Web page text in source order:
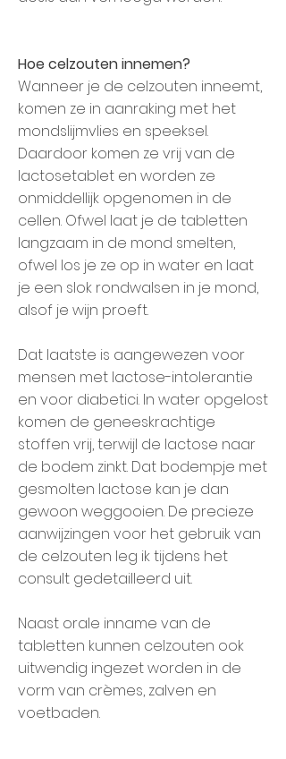
Hoe celzouten innemen?
Wanneer je de celzouten inneemt,
komen ze in aanraking met het
mondslijmvlies en speeksel.
Daardoor komen ze vrij van de
lactosetablet en worden ze
onmiddellijk opgenomen in de
cellen. Ofwel laat je de tabletten
langzaam in de mond smelten,
ofwel los je ze op in water en laat
je een slok rondwalsen in je mond,
alsof je wijn proeft.
Dat laatste is aangewezen voor
mensen met lactose-intolerantie
en voor diabetici. In water opgelost
komen de geneeskrachtige
stoffen vrij, terwijl de lactose naar
de bodem zinkt. Dat bodempje met
gesmolten lactose kan je dan
gewoon weggooien. De precieze
aanwijzingen voor het gebruik van
de celzouten leg ik tijdens het
consult gedetailleerd uit.
Naast orale inname van de
tabletten kunnen celzouten ook
uitwendig ingezet worden in de
vorm van crèmes, zalven en
voetbaden.